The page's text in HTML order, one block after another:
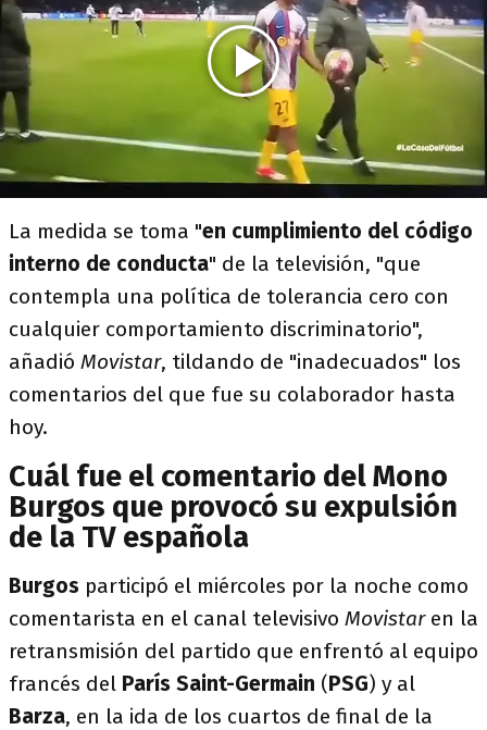
La medida se toma "en cumplimiento del código
interno de conducta" de la televisión, "que
contempla una política de tolerancia cero con
cualquier comportamiento discriminatorio",
añadió Movistar, tildando de "inadecuados" los
comentarios del que fue su colaborador hasta
hoy.
Cuál fue el comentario del Mono
Burgos que provocó su expulsión
de la TV española
Burgos participó el miércoles por la noche como
comentarista en el canal televisivo Movistaren la
retransmisión del partido que enfrentó al equipo
francés del París Saint-Germain (PSG) y al
Barza, en la ida de los cuartos de final de la